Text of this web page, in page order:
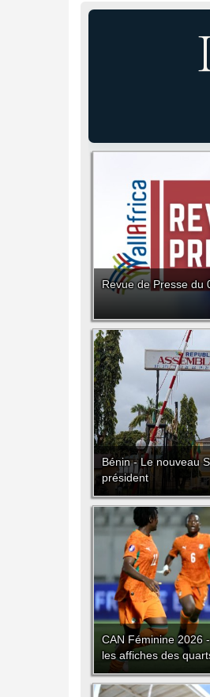
Revue de Presse du
Bénin - Le nouveau
président
CAN Féminine 2026
les affiches des